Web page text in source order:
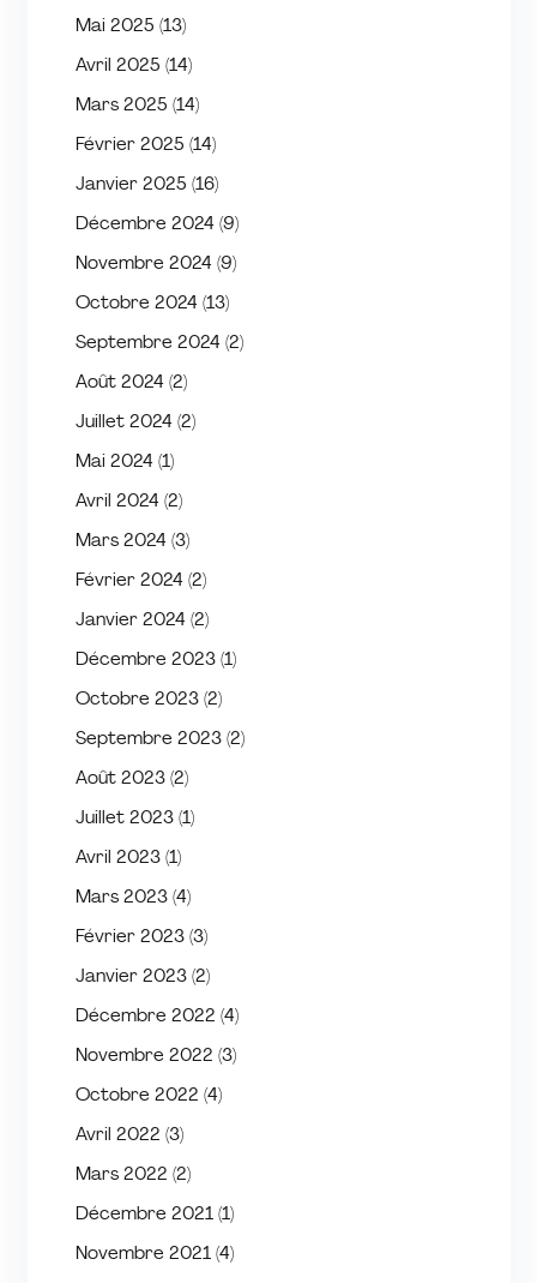
Mai 2025 (13)
Avril 2025 (14)
Mars 2025 (14)
Février 2025 (14)
Janvier 2025 (16)
Décembre 2024 (9)
Novembre 2024 (9)
Octobre 2024 (13)
Septembre 2024 (2)
Août 2024 (2)
Juillet 2024 (2)
Mai 2024 (1)
Avril 2024 (2)
Mars 2024 (3)
Février 2024 (2)
Janvier 2024 (2)
Décembre 2023 (1)
Octobre 2023 (2)
Septembre 2023 (2)
Août 2023 (2)
Juillet 2023 (1)
Avril 2023 (1)
Mars 2023 (4)
Février 2023 (3)
Janvier 2023 (2)
Décembre 2022 (4)
Novembre 2022 (3)
Octobre 2022 (4)
Avril 2022 (3)
Mars 2022 (2)
Décembre 2021 (1)
Novembre 2021 (4)